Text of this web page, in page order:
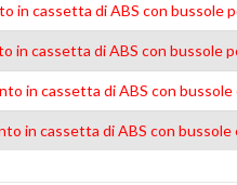
in cassetta di ABS con bussole
in cassetta di ABS con bussole
in cassetta di ABS con bussole
in cassetta di ABS con bussole